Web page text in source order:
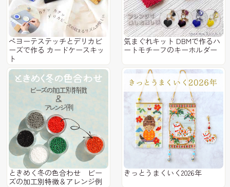
ペヨーテステッチとデリカビ
ーズで作る カードケースキッ
ト
気まぐれキット DBMで作るハ
ートモチーフのキーホルダー
ときめく冬の色合わせ ビー
ズの加工別特徴＆アレンジ例
きっとうまくいく2026年